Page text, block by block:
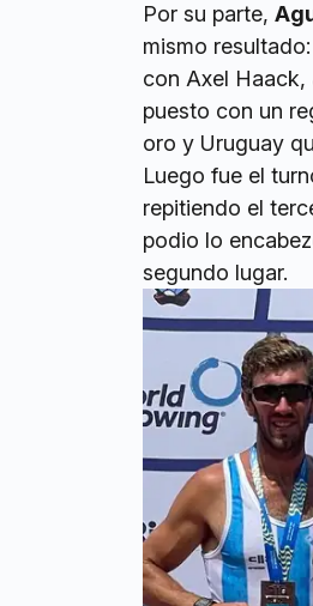
Por su parte,
mismo
con Axel Haack,
puesto con un
oro y Uruguay
Luego fue el
repitiendo el
podio lo
segundo lugar.